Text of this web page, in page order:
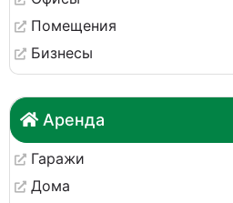
Помещения
Бизнесы
Аренда
Гаражи
Дома